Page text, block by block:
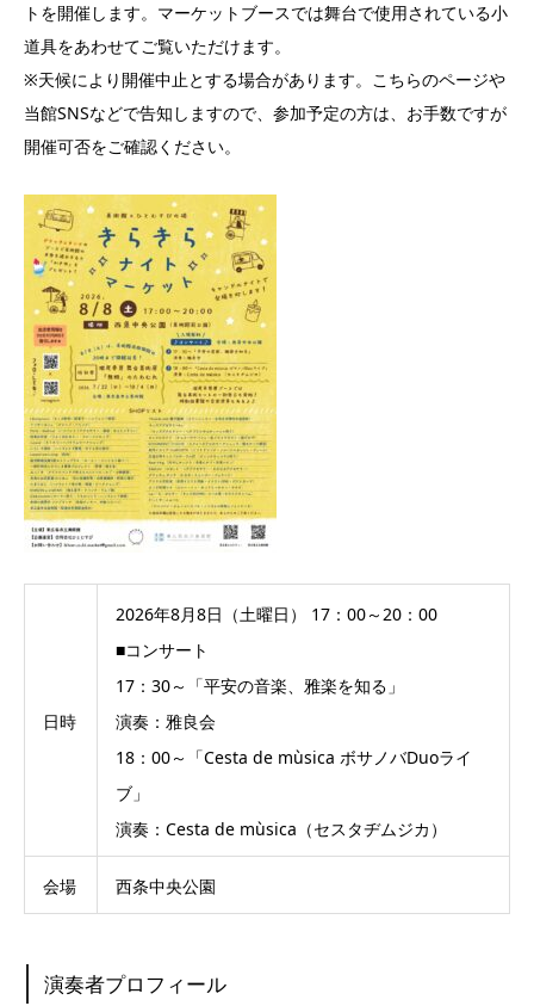
トを開催します。マーケットブースでは舞台で使用されている小
道具をあわせてご覧いただけます。
※天候により開催中止とする場合があります。こちらのページや
当館SNSなどで告知しますので、参加予定の方は、お手数ですが
開催可否をご確認ください。
日時
2026年8月8日（土曜日） 17：00～20：00
■コンサート
17：30～「平安の音楽、雅楽を知る」
演奏：雅良会
18：00～「Cesta de mùsica ボサノバDuoライ
ブ」
演奏：Cesta de mùsica（セスタヂムジカ）
会場 西条中央公園
演奏者プロフィール